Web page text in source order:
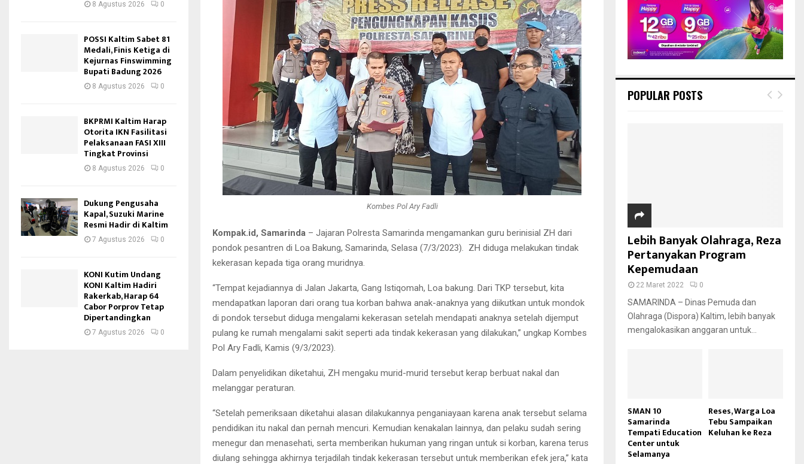
Kombes Pol Ary Fadli
Kompak.id, Samarinda – Jajaran Polresta Samarinda mengamankan guru berinisial ZH dari
pondok pesantren di Loa Bakung, Samarinda, Selasa (7/3/2023). ZH diduga melakukan tindak
kekerasan kepada tiga orang muridnya.
“Tempat kejadiannya di Jalan Jakarta, Gang Istiqomah, Loa bakung. Dari TKP tersebut, kita
mendapatkan laporan dari orang tua korban bahwa anak-anaknya yang diikutkan untuk mondok
di pondok tersebut diduga mengalami kekerasan setelah mendapati anaknya setelah dijemput
pulang ke rumah mengalami sakit seperti ada tindak kekerasan yang dilakukan,” ungkap Kombes
Pol Ary Fadli, Kamis (9/3/2023).
Dalam penyelidikan diketahui, ZH mengaku murid-murid tersebut kerap berbuat nakal dan
melanggar peraturan.
“Setelah pemeriksaan diketahui alasan dilakukannya penganiayaan karena anak tersebut selama
pendidikan itu nakal dan pernah mencuri. Kemudian kenakalan lainnya, dan pelaku sudah sering
menegur dan menasehati, serta memberikan hukuman yang ringan untuk si korban, karena terus
diulang sehingga akhirnya terjadilah tindak kekerasan tersebut untuk memberikan efek jera,” kata
8 Agustus 2026 0
POSSI Kaltim Sabet 81
Medali, Finis Ketiga di
Kejurnas Finswimming
Bupati Badung 2026
8 Agustus 2026 0
BKPRMI Kaltim Harap
Otorita IKN Fasilitasi
Pelaksanaan FASI XIII
Tingkat Provinsi
8 Agustus 2026 0
Dukung Pengusaha
Kapal, Suzuki Marine
Resmi Hadir di Kaltim
7 Agustus 2026 0
KONI Kutim Undang
KONI Kaltim Hadiri
Rakerkab, Harap 64
Cabor Porprov Tetap
Dipertandingkan
7 Agustus 2026 0
POPULAR POSTS
Lebih Banyak Olahraga, Reza
Pertanyakan Program
Kepemudaan
22 Maret 2022 0
SAMARINDA – Dinas Pemuda dan
Olahraga (Dispora) Kaltim, lebih banyak
mengalokasikan anggaran untuk...
SMAN 10
Samarinda
Tempati Education
Center untuk
Selamanya
Reses, Warga Loa
Tebu Sampaikan
Keluhan ke Reza